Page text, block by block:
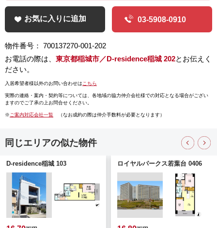
お気に入りに追加 03-5908-0910
物件番号： 700137270-001-202
お電話の際は、東京都稲城市／D-residence稲城 202とお伝えく
ださい。
入居希望者様以外のお問い合わせはこちら
実際の連絡・案内・契約等については、各地域の協力仲介会社様での対応となる場合がござい
ますのでご了承の上お問合せください。
※ご案内対応会社一覧 （なお成約の際は仲介手数料が必要となります）
同じエリアの似た物件
D-residence稲城 103 ロイヤルパークス若葉台 0406